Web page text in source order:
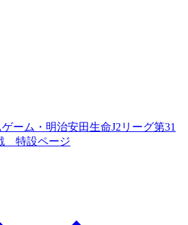
ーム・明治安田生命J2リーグ第31
特設ページ